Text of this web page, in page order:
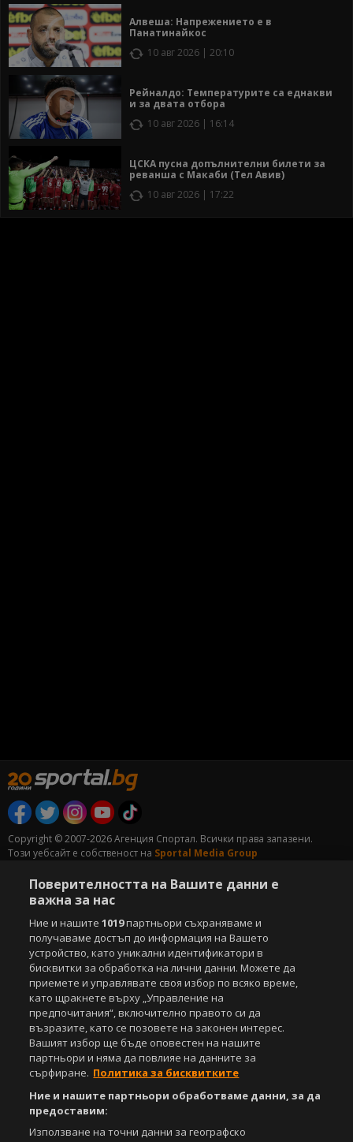
Алвеша: Напрежението е в
Панатинайкос
10 авг 2026 | 20:10
Рейналдо: Температурите са еднакви
и за двата отбора
10 авг 2026 | 16:14
ЦСКА пусна допълнителни билети за
реванша с Макаби (Тел Авив)
10 авг 2026 | 17:22
Copyright © 2007-2026 Агенция Спортал. Всички права запазени.
Този уебсайт е собственост на Sportal Media Group
За нас Екип За рекламa
Общи условия
Етични правила на НСС
Управление на предпочитания
Съдържанието на този уеб сайт и технологиите, използвани в него, са
под закрила на Закона за авторското право и сродните му права.
Всички статии, репортажи, интервюта и други текстови, графични и
видео материали, публикувани в сайта, са собственост на Агенция
Спортал, освен ако изрично е посочено друго. Допуска се
публикуване на текстови материали само след писмено съгласие на
Агенция Спортал, посочване на източника и добавяне на линк към
www.sportal.bg. Използването на графични и видео материали,
публикувани в сайта, е строго забранено. Нарушителите ще бъдат
санкционирани с цялата строгост на закона.
СвалиБЕЗПЛАТНОТО
Android
Поверителността на Вашите данни е
важна за нас
Ние и нашите1019партньори съхраняваме и
получаваме достъп до информация на Вашето
устройство, като уникални идентификатори в
бисквитки за обработка на лични данни. Можете да
приемете и управлявате своя избор по всяко време,
като щракнете върху „Управление на
предпочитания“, включително правото си да
възразите, като се позовете на законен интерес.
Вашият избор ще бъде оповестен на нашите
партньори и няма да повлияе на данните за
сърфиране. Политика за бисквитките
Ние и нашите партньори обработваме данни, за да
предоставим:
Използване на точни данни за географско